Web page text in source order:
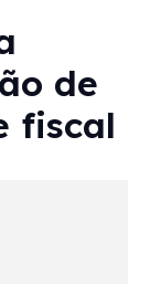
de
fiscal